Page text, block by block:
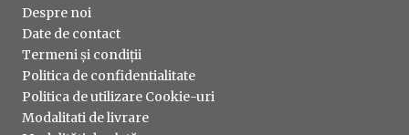
Despre noi
Date de contact
Termeni și condiții
Politica de confidentialitate
Politica de utilizare Cookie-uri
Modalitati de livrare